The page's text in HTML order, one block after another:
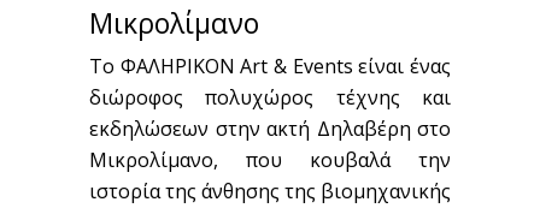
Μικρολίμανο
To ΦΑΛΗΡΙΚΟΝ Art & Events είναι ένας
διώροφος πολυχώρος τέχνης και
εκδηλώσεων στην ακτή Δηλαβέρη στο
Μικρολίμανο, που κουβαλά την
ιστορία της άνθησης της βιομηχανικής